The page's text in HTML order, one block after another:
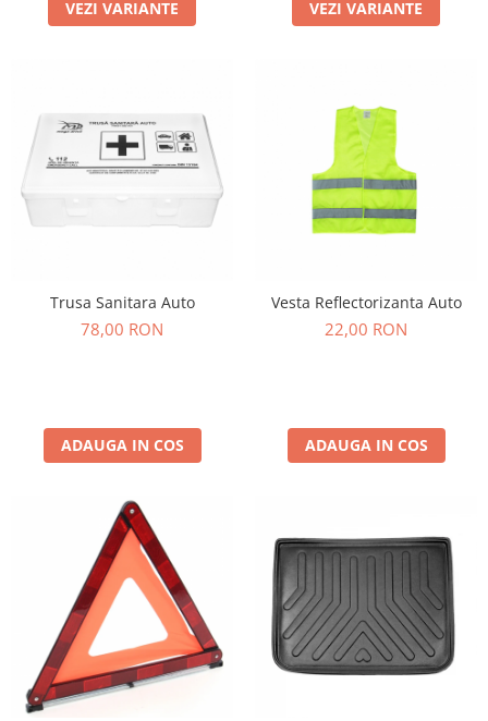
VEZI VARIANTE VEZI VARIANTE
Trusa Sanitara Auto
78,00 RON
ADAUGA IN COS
Vesta Reflectorizanta Auto
22,00 RON
ADAUGA IN COS